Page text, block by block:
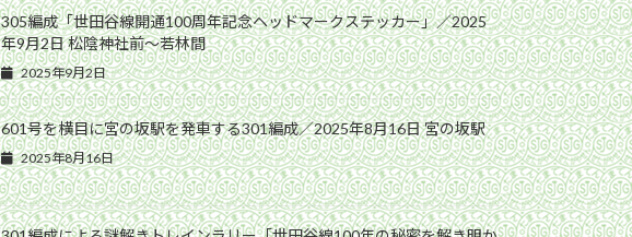
305編成「世田谷線開通100周年記念ヘッドマークステッカー」／2025
年9月2日 松陰神社前〜若林間
2025年9月2日
601号を横目に宮の坂駅を発車する301編成／2025年8月16日 宮の坂駅
2025年8月16日